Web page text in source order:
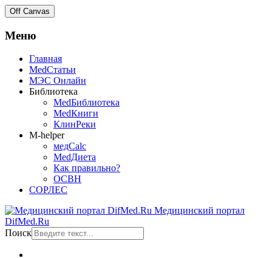
Off Canvas
Меню
Главная
MedСтатьи
МЭС Онлайн
Библиотека
MedБиблиотека
MedКниги
КлинРеки
M-helper
медCalc
MedДиета
Как правильно?
ОСВН
СОРЛЕС
Медицинский портал
DifMed.Ru
Поиск